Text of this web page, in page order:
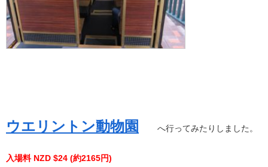
ウエリントン動物園 へ行ってみたりしました。
入場料 NZD $24 (約2165円)